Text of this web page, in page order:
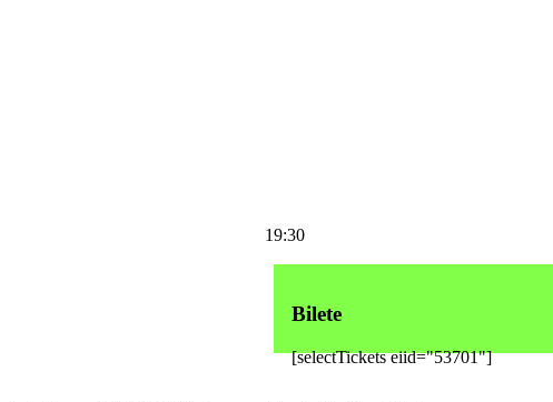
19:30
Bilete
[selectTickets eiid="53701"]